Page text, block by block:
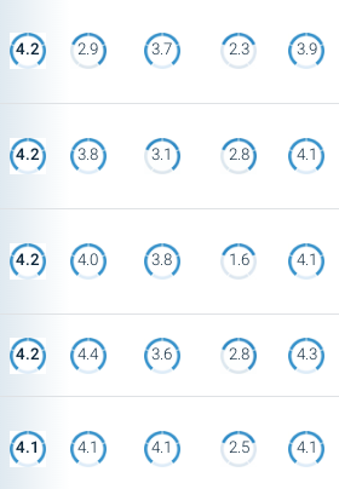
3.9
2.3
3.7
2.9
4.2
4.1
2.8
3.1
3.8
4.2
4.1
1.6
3.8
4.0
4.2
4.3
2.8
3.6
4.4
4.2
4.1
2.5
4.1
4.1
4.1